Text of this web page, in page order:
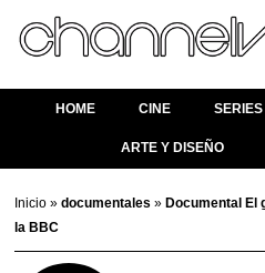
HOME CINE SERIES
ARTE Y DISEÑO
Inicio»documentales» Documental El
la BBC